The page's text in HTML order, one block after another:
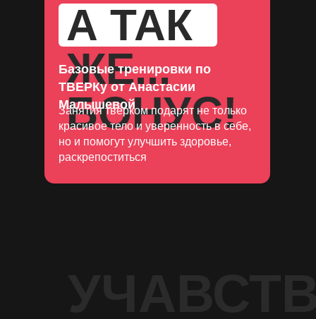
А ТАК
ЖЕ...
БОНУС!
Базовые тренировки по
ТВЕРКу от Анастасии
Малышевой
Занятия тверком подарят не только
красивое тело и уверенность в себе,
но и помогут улучшить здоровье,
раскрепоститься